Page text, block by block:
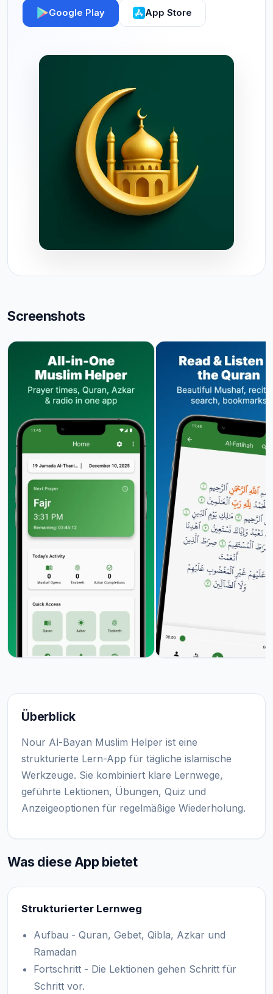
Google Play App Store
Screenshots
Überblick
Nour Al-Bayan Muslim Helper ist eine
strukturierte Lern-App für tägliche islamische
Werkzeuge. Sie kombiniert klare Lernwege,
geführte Lektionen, Übungen, Quiz und
Anzeigeoptionen für regelmäßige Wiederholung.
Was diese App bietet
Strukturierter Lernweg
Aufbau - Quran, Gebet, Qibla, Azkar und
Ramadan
Fortschritt - Die Lektionen gehen Schritt für
Schritt vor.